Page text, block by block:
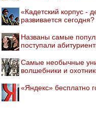
«Кадетский корпус -
развивается сегодня?
Названы самые
поступали
Самые необычные
волшебники и
«Яндекс» бесплатно